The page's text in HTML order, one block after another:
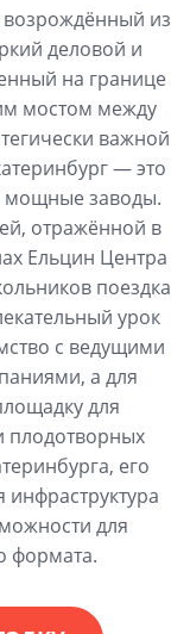
возрождённый из
деловой и
на границе
мостом между
важной
— это
мощные заводы.
отражённой в
Ельцин Центра
поездка
урок
с ведущими
а для
для
плодотворных
его
инфраструктура
для
формата.